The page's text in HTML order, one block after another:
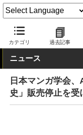
カテゴリ 過去記事
MANGA Watch BL/TL
ニュース
日本マンガ学会
史」販売停止を受